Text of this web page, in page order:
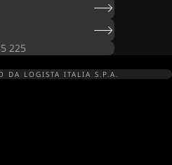
225
DA LOGISTA ITALIA S.P.A.